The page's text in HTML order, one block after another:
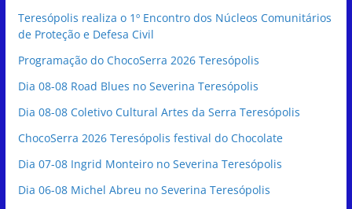
Teresópolis realiza o 1º Encontro dos Núcleos Comunitários
de Proteção e Defesa Civil
Programação do ChocoSerra 2026 Teresópolis
Dia 08-08 Road Blues no Severina Teresópolis
Dia 08-08 Coletivo Cultural Artes da Serra Teresópolis
ChocoSerra 2026 Teresópolis festival do Chocolate
Dia 07-08 Ingrid Monteiro no Severina Teresópolis
Dia 06-08 Michel Abreu no Severina Teresópolis